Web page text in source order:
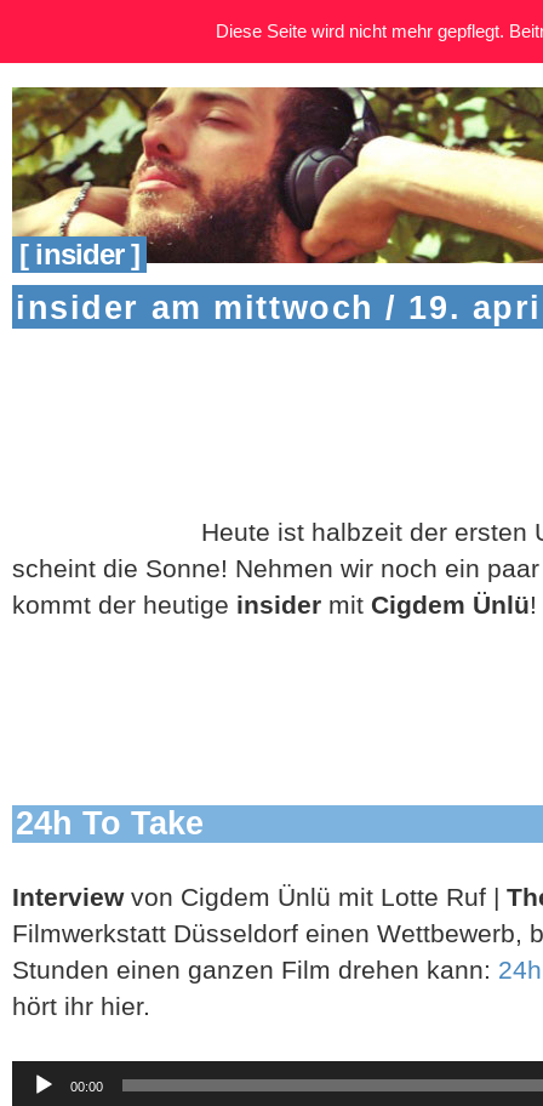
[ insider ]
insider am mittwoch / 19.
Heute ist halbzeit der ersten
scheint die Sonne! Nehmen wir noch ein
kommt der heutige insider mit Cigdem Ünlü!
24h To Take
Interviewvon Cigdem Ünlü mit Lotte Ruf |
Filmwerkstatt Düsseldorf einen Wettbewerb,
Stunden einen ganzen Film drehen kann:
hört ihr hier.
Audio-
Player
00:00
Diese Seite wird nicht mehr gepflegt.